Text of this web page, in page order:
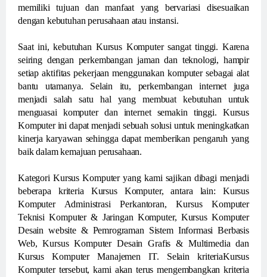
memiliki tujuan dan manfaat yang bervariasi disesuaikan
dengan kebutuhan perusahaan atau instansi.
Saat ini, kebutuhan Kursus Komputer sangat tinggi. Karena
seiring dengan perkembangan jaman dan teknologi, hampir
setiap aktifitas pekerjaan menggunakan komputer sebagai alat
bantu utamanya. Selain itu, perkembangan internet juga
menjadi salah satu hal yang membuat kebutuhan untuk
menguasai komputer dan internet semakin tinggi. Kursus
Komputer ini dapat menjadi sebuah solusi untuk meningkatkan
kinerja karyawan sehingga dapat memberikan pengaruh yang
baik dalam kemajuan perusahaan.
Kategori Kursus Komputer yang kami sajikan dibagi menjadi
beberapa kriteria Kursus Komputer, antara lain: Kursus
Komputer Administrasi Perkantoran, Kursus Komputer
Teknisi Komputer & Jaringan Komputer, Kursus Komputer
Desain website & Pemrograman Sistem Informasi Berbasis
Web, Kursus Komputer Desain Grafis & Multimedia dan
Kursus Komputer Manajemen IT. Selain kriteriaKursus
Komputer tersebut, kami akan terus mengembangkan kriteria